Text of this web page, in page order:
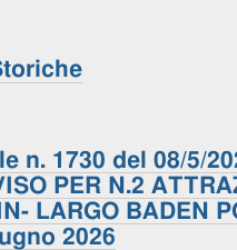
n. 1730 del 08/5/
PER N.2
LARGO BADEN
2026